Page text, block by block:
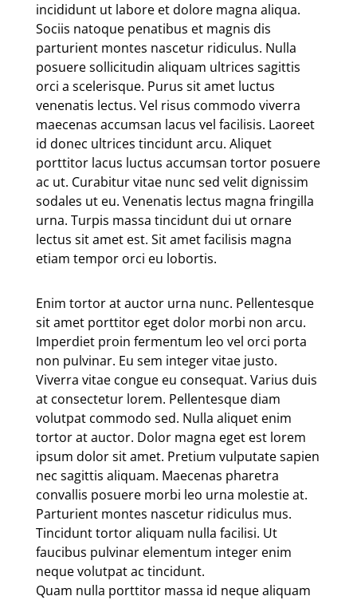
incididunt ut labore et dolore magna aliqua.
Sociis natoque penatibus et magnis dis
parturient montes nascetur ridiculus. Nulla
posuere sollicitudin aliquam ultrices sagittis
orci a scelerisque. Purus sit amet luctus
venenatis lectus. Vel risus commodo viverra
maecenas accumsan lacus vel facilisis. Laoreet
id donec ultrices tincidunt arcu. Aliquet
porttitor lacus luctus accumsan tortor posuere
ac ut. Curabitur vitae nunc sed velit dignissim
sodales ut eu. Venenatis lectus magna fringilla
urna. Turpis massa tincidunt dui ut ornare
lectus sit amet est. Sit amet facilisis magna
etiam tempor orci eu lobortis.
Enim tortor at auctor urna nunc. Pellentesque
sit amet porttitor eget dolor morbi non arcu.
Imperdiet proin fermentum leo vel orci porta
non pulvinar. Eu sem integer vitae justo.
Viverra vitae congue eu consequat. Varius duis
at consectetur lorem. Pellentesque diam
volutpat commodo sed. Nulla aliquet enim
tortor at auctor. Dolor magna eget est lorem
ipsum dolor sit amet. Pretium vulputate sapien
nec sagittis aliquam. Maecenas pharetra
convallis posuere morbi leo urna molestie at.
Parturient montes nascetur ridiculus mus.
Tincidunt tortor aliquam nulla facilisi. Ut
faucibus pulvinar elementum integer enim
neque volutpat ac tincidunt.
Quam nulla porttitor massa id neque aliquam